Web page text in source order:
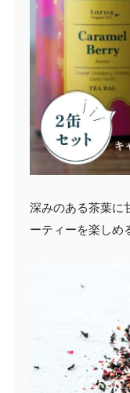
深みのある茶葉に
ーティーを楽しめ